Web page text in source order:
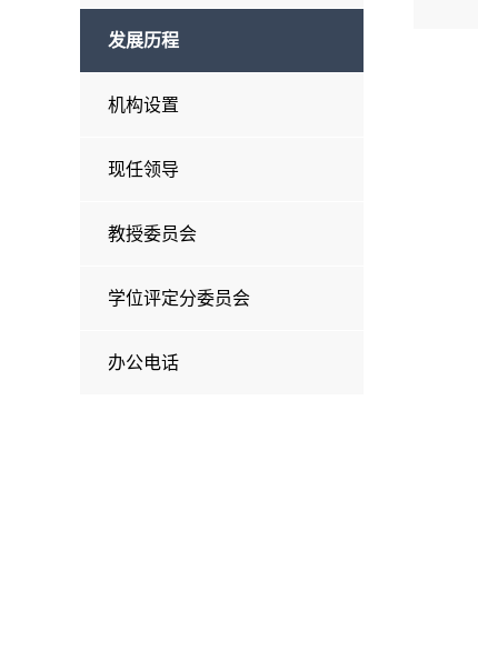
发展历程
机构设置
现任领导
教授委员会
学位评定分委员会
办公电话